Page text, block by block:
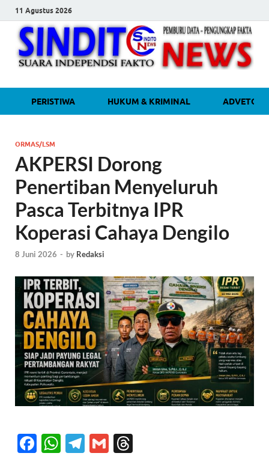
11 Agustus 2026
Media Independen Faktual dan
Terpercaya
PERISTIWA HUKUM & KRIMINAL
ORMAS/LSM
AKPERSI Dorong
Penertiban Menyeluruh
Pasca Terbitnya IPR
Koperasi Cahaya Dengilo
8 Juni 2026 - by Redaksi
F
W T
G